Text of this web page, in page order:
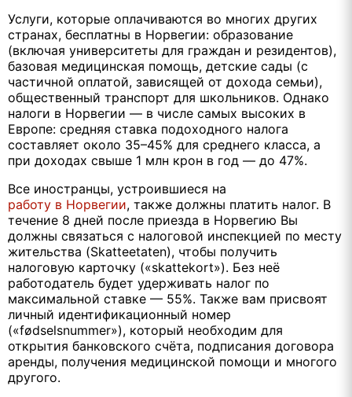
Услуги, которые оплачиваются во многих других
странах, бесплатны в Норвегии: образование
(включая университеты для граждан и резидентов),
базовая медицинская помощь, детские сады (с
частичной оплатой, зависящей от дохода семьи),
общественный транспорт для школьников. Однако
налоги в Норвегии — в числе самых высоких в
Европе: средняя ставка подоходного налога
составляет около 35–45% для среднего класса, а
при доходах свыше 1 млн крон в год — до 47%.
Все иностранцы, устроившиеся на
работу в Норвегии, также должны платить налог. В
течение 8 дней после приезда в Норвегию Вы
должны связаться с налоговой инспекцией по месту
жительства (Skatteetaten), чтобы получить
налоговую карточку («skattekort»). Без неё
работодатель будет удерживать налог по
максимальной ставке — 55%. Также вам присвоят
личный идентификационный номер
(«fødselsnummer»), который необходим для
открытия банковского счёта, подписания договора
аренды, получения медицинской помощи и многого
другого.